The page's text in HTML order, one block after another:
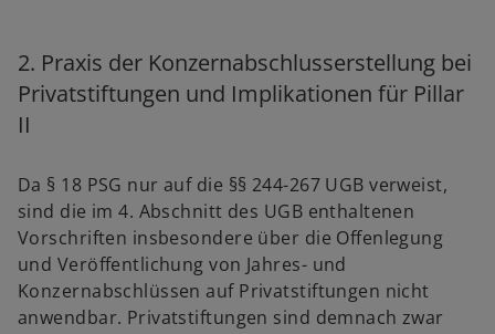
2. Praxis der Konzernabschlusserstellung bei
Privatstiftungen und Implikationen für Pillar
II
Da § 18 PSG nur auf die §§ 244-267 UGB verweist,
sind die im 4. Abschnitt des UGB enthaltenen
Vorschriften insbesondere über die Offenlegung
und Veröffentlichung von Jahres- und
Konzernabschlüssen auf Privatstiftungen nicht
anwendbar. Privatstiftungen sind demnach zwar